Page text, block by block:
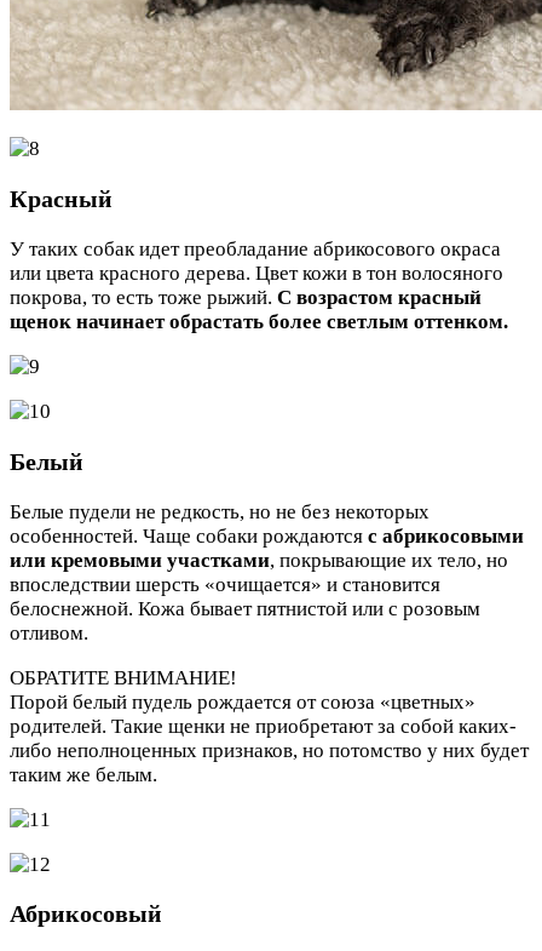
Красный
У таких собак идет преобладание абрикосового окраса
или цвета красного дерева. Цвет кожи в тон волосяного
покрова, то есть тоже рыжий. С возрастом красный
щенок начинает обрастать более светлым оттенком.
Белый
Белые пудели не редкость, но не без некоторых
особенностей. Чаще собаки рождаются с абрикосовыми
или кремовыми участками, покрывающие их тело, но
впоследствии шерсть «очищается» и становится
белоснежной. Кожа бывает пятнистой или с розовым
отливом.
ОБРАТИТЕ ВНИМАНИЕ!
Порой белый пудель рождается от союза «цветных»
родителей. Такие щенки не приобретают за собой каких-
либо неполноценных признаков, но потомство у них будет
таким же белым.
Абрикосовый